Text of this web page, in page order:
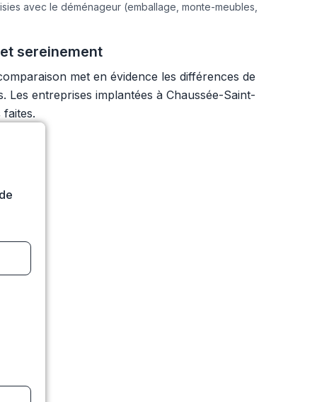
avec le déménageur (emballage, monte-meubles,
sereinement
met en évidence les différences de
entreprises implantées à Chaussée-Saint-